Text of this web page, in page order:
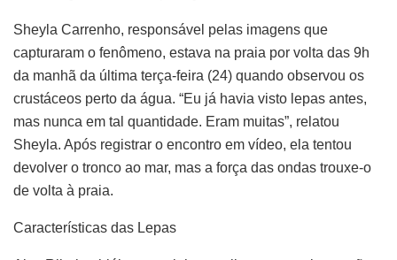
Sheyla Carrenho, responsável pelas imagens que
capturaram o fenômeno, estava na praia por volta das 9h
da manhã da última terça-feira (24) quando observou os
crustáceos perto da água. “Eu já havia visto lepas antes,
mas nunca em tal quantidade. Eram muitas”, relatou
Sheyla. Após registrar o encontro em vídeo, ela tentou
devolver o tronco ao mar, mas a força das ondas trouxe-o
de volta à praia.
Características das Lepas